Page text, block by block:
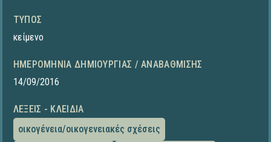
ΤΎΠΟΣ
κείμενο
ΗΜΕΡΟΜΗΝΊΑ ΔΗΜΙΟΥΡΓΊΑΣ / ΑΝΑΒΆΘΜΙΣΗΣ
14/09/2016
ΛΈΞΕΙΣ - ΚΛΕΙΔΙΆ
οικογένεια/οικογενειακές σχέσεις